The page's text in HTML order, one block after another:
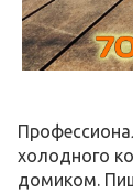
холодного
домиком.